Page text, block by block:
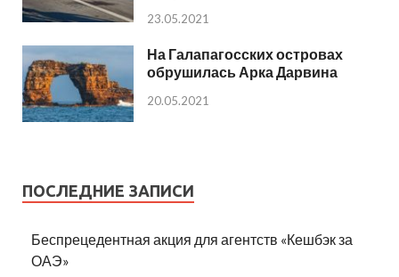
23.05.2021
На Галапагосских островах
обрушилась Арка Дарвина
20.05.2021
ПОСЛЕДНИЕ ЗАПИСИ
Беспрецедентная акция для агентств «Кешбэк за
ОАЭ»